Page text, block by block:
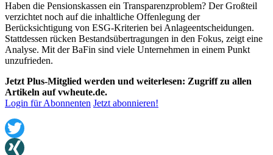
Haben die Pensionskassen ein Transparenzproblem? Der Großteil
verzichtet noch auf die inhaltliche Offenlegung der
Berücksichtigung von ESG-Kriterien bei Anlageentscheidungen.
Stattdessen rücken Bestandsübertragungen in den Fokus, zeigt eine
Analyse. Mit der BaFin sind viele Unternehmen in einem Punkt
unzufrieden.
Jetzt Plus-Mitglied werden und weiterlesen: Zugriff zu allen
Artikeln auf vwheute.de.
Login für Abonnenten Jetzt abonnieren!
Twitter